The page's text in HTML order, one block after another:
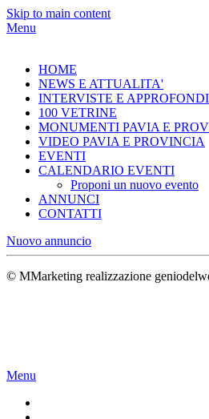
Skip to main content
Menu
HOME
NEWS E ATTUALITA'
INTERVISTE E
100 VETRINE
MONUMENTI PAVIA E
VIDEO PAVIA E PROVINCIA
EVENTI
CALENDARIO EVENTI
Proponi un nuovo evento
ANNUNCI
CONTATTI
Nuovo annuncio
© MMarketing realizzazione
Menu